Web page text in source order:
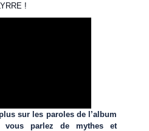
!
sur les paroles de l’album
parlez de mythes et